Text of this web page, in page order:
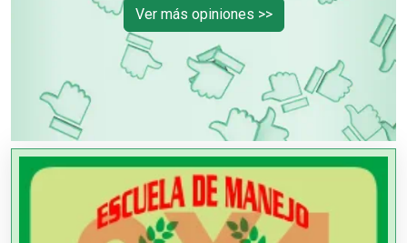
Ver más opiniones >>
OTROS NEGOCIOS